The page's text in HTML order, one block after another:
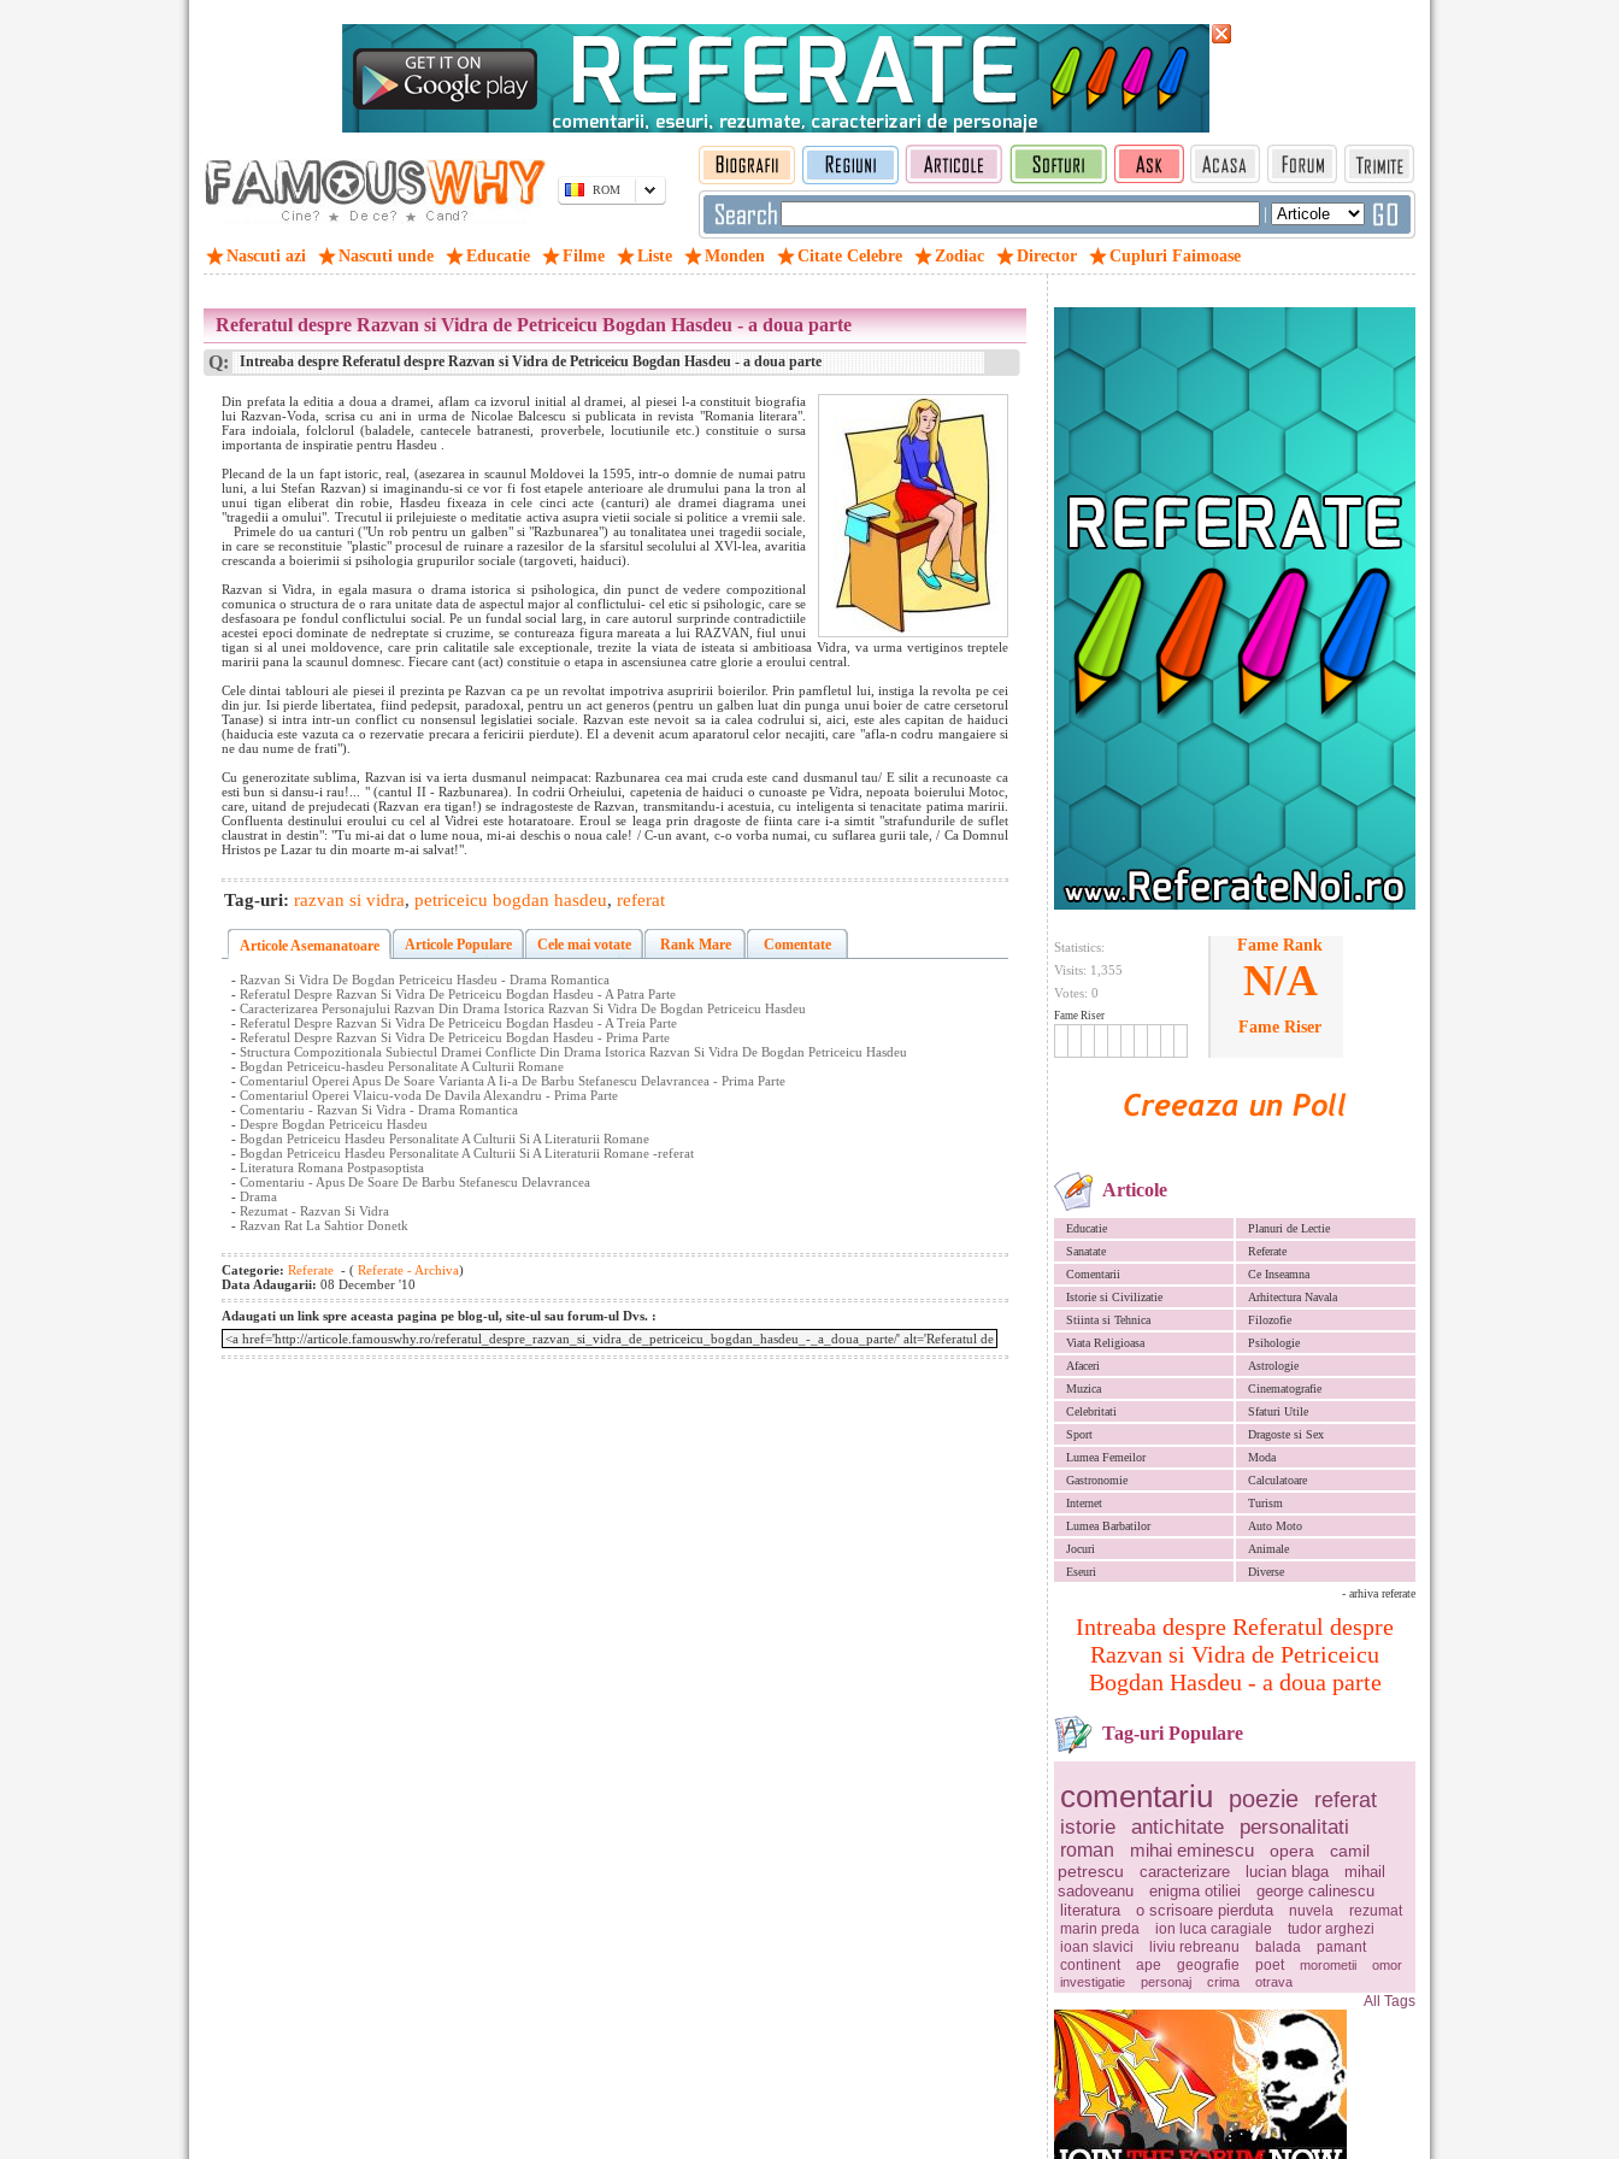
ROM
|
Nascuti azi Nascuti unde Educatie Filme Liste Monden Citate Celebre Zodiac Director Cupluri Faimoase
Statistics:
Visits: 1,355
Votes: 0
Fame Riser
Fame Rank
N/A
Fame Riser
Articole
Educatie
Planuri de Lectie
Sanatate
Referate
Comentarii
Ce Inseamna
Istorie si Civilizatie
Arhitectura Navala
Stiinta si Tehnica
Filozofie
Viata Religioasa
Psihologie
Afaceri
Astrologie
Muzica
Cinematografie
Celebritati
Sfaturi Utile
Sport
Dragoste si Sex
Lumea Femeilor
Moda
Gastronomie
Calculatoare
Internet
Turism
Lumea Barbatilor
Auto Moto
Jocuri
Animale
Eseuri
Diverse
- arhiva referate
Intreaba despre Referatul despre
Razvan si Vidra de Petriceicu
Bogdan Hasdeu - a doua parte
Tag-uri Populare
comentariu poezie referat
istorie antichitate personalitati
roman mihai eminescu opera
camil
petrescu
caracterizare lucian blaga
mihail
sadoveanu
enigma otiliei
george calinescu
literatura
o scrisoare pierduta nuvela
rezumat
marin preda
ion luca caragiale
tudor arghezi
ioan slavici
liviu rebreanu balada
pamant
continent
ape geografie poet morometii
omor
investigatie
personaj crima otrava
All Tags
Referatul despre Razvan si Vidra de Petriceicu Bogdan Hasdeu - a doua parte
Q: Intreaba despre Referatul despre Razvan si Vidra de Petriceicu Bogdan Hasdeu - a doua parte
Din prefata la editia a doua a dramei, aflam ca izvorul initial al dramei, al piesei l-a constituit biografia
lui Razvan-Voda, scrisa cu ani in urma de Nicolae Balcescu si publicata in revista "Romania literara".
Fara indoiala, folclorul (baladele, cantecele batranesti, proverbele, locutiunile etc.) constituie o sursa
importanta de inspiratie pentru Hasdeu .
Plecand de la un fapt istoric, real, (asezarea in scaunul Moldovei la 1595, intr-o domnie de numai patru
luni, a lui Stefan Razvan) si imaginandu-si ce vor fi fost etapele anterioare ale drumului pana la tron al
unui tigan eliberat din robie, Hasdeu fixeaza in cele cinci acte (canturi) ale dramei diagrama unei
"tragedii a omului". Trecutul ii prilejuieste o meditatie activa asupra vietii sociale si politice a vremii sale.
Primele do ua canturi ("Un rob pentru un galben" si "Razbunarea") au tonalitatea unei tragedii sociale,
in care se reconstituie "plastic" procesul de ruinare a razesilor de la sfarsitul secolului al XVl-lea, avaritia
crescanda a boierimii si psihologia grupurilor sociale (targoveti, haiduci).
Razvan si Vidra, in egala masura o drama istorica si psihologica, din punct de vedere compozitional
comunica o structura de o rara unitate data de aspectul major al conflictului- cel etic si psihologic, care se
desfasoara pe fondul conflictului social. Pe un fundal social larg, in care autorul surprinde contradictiile
acestei epoci dominate de nedreptate si cruzime, se contureaza figura mareata a lui RAZVAN, fiul unui
tigan si al unei moldovence, care prin calitatile sale exceptionale, trezite la viata de isteata si ambitioasa Vidra, va urma vertiginos treptele
maririi pana la scaunul domnesc. Fiecare cant (act) constituie o etapa in ascensiunea catre glorie a eroului central.
Cele dintai tablouri ale piesei il prezinta pe Razvan ca pe un revoltat impotriva asupririi boierilor. Prin pamfletul lui, instiga la revolta pe cei
din jur. Isi pierde libertatea, fiind pedepsit, paradoxal, pentru un act generos (pentru un galben luat din punga unui boier de catre cersetorul
Tanase) si intra intr-un conflict cu nonsensul legislatiei sociale. Razvan este nevoit sa ia calea codrului si, aici, este ales capitan de haiduci
(haiducia este vazuta ca o rezervatie precara a fericirii pierdute). El a devenit acum aparatorul celor necajiti, care "afla-n codru mangaiere si
ne dau nume de frati").
Cu generozitate sublima, Razvan isi va ierta dusmanul neimpacat: Razbunarea cea mai cruda este cand dusmanul tau/ E silit a recunoaste ca
esti bun si dansu-i rau!... " (cantul II - Razbunarea). In codrii Orheiului, capetenia de haiduci o cunoaste pe Vidra, nepoata boierului Motoc,
care, uitand de prejudecati (Razvan era tigan!) se indragosteste de Razvan, transmitandu-i acestuia, cu inteligenta si tenacitate patima maririi.
Confluenta destinului eroului cu cel al Vidrei este hotaratoare. Eroul se leaga prin dragoste de fiinta care i-a simtit "strafundurile de suflet
claustrat in destin": "Tu mi-ai dat o lume noua, mi-ai deschis o noua cale! / C-un avant, c-o vorba numai, cu suflarea gurii tale, / Ca Domnul
Hristos pe Lazar tu din moarte m-ai salvat!".
Tag-uri: razvan si vidra, petriceicu bogdan hasdeu, referat
Articole Asemanatoare Articole Populare Cele mai votate Rank Mare Comentate
- Razvan Si Vidra De Bogdan Petriceicu Hasdeu - Drama Romantica
- Referatul Despre Razvan Si Vidra De Petriceicu Bogdan Hasdeu - A Patra Parte
- Caracterizarea Personajului Razvan Din Drama Istorica Razvan Si Vidra De Bogdan Petriceicu Hasdeu
- Referatul Despre Razvan Si Vidra De Petriceicu Bogdan Hasdeu - A Treia Parte
- Referatul Despre Razvan Si Vidra De Petriceicu Bogdan Hasdeu - Prima Parte
- Structura Compozitionala Subiectul Dramei Conflicte Din Drama Istorica Razvan Si Vidra De Bogdan Petriceicu Hasdeu
- Bogdan Petriceicu-hasdeu Personalitate A Culturii Romane
- Comentariul Operei Apus De Soare Varianta A Ii-a De Barbu Stefanescu Delavrancea - Prima Parte
- Comentariul Operei Vlaicu-voda De Davila Alexandru - Prima Parte
- Comentariu - Razvan Si Vidra - Drama Romantica
- Despre Bogdan Petriceicu Hasdeu
- Bogdan Petriceicu Hasdeu Personalitate A Culturii Si A Literaturii Romane
- Bogdan Petriceicu Hasdeu Personalitate A Culturii Si A Literaturii Romane -referat
- Literatura Romana Postpasoptista
- Comentariu - Apus De Soare De Barbu Stefanescu Delavrancea
- Drama
- Rezumat - Razvan Si Vidra
- Razvan Rat La Sahtior Donetk
Categorie: Referate - ( Referate - Archiva)
Data Adaugarii: 08 December '10
Adaugati un link spre aceasta pagina pe blog-ul, site-ul sau forum-ul Dvs. :